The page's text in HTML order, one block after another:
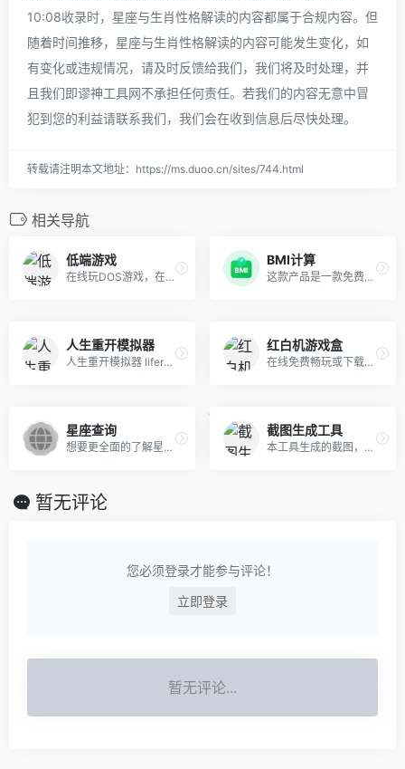
10:08收录时，星座与生肖性格解读的内容都属于合规内容。但
随着时间推移，星座与生肖性格解读的内容可能发生变化，如
有变化或违规情况，请及时反馈给我们，我们将及时处理，并
且我们即谬神工具网不承担任何责任。若我们的内容无意中冒
犯到您的利益请联系我们，我们会在收到信息后尽快处理。
转载请注明本文地址：https://ms.duoo.cn/sites/744.html
相关导航
低端游戏
在线玩DOS游戏，在线玩游戏，低端游戏，性能最好的在线PC经典游戏站。 现在已完美支持手柄，3DFX Voodoo，罗兰MT-32及GM音源。致敬这个没有网游、没有手游、性能有限却又最有创造力的游戏黄金时代
BMI计算
这款产品是一款免费的体质测试工具，可以帮助用户快速测量自己的身体素质。它提供了体重、身高多个项目的测量标准。特点和优势：该产品采用了简单的操作方法和实用的功能，可以让用户快速准确地测量自己的身体素质
人生重开模拟器
人生重开模拟器 liferestart life restart remake 人生重来
红白机游戏盒
在线免费畅玩或下载红白机游戏，包括魂斗罗，超级玛丽，坦克大战等小霸王经典游戏，让我们一同找回童年的快乐！玩红白机游戏，就认准红白机游戏盒！
星座查询
想要更全面的了解星座吗？想要更方便了解你的命运吗？
截图生成工具
本工具生成的截图，仅可用于个人应付各类强制要求转发朋友圈的情形，请勿批量生成截图或将截图用于造谣诽谤、微商宣传等非法或令人反感的用途，请勿用于商业用途。
暂无评论
您必须登录才能参与评论！
立即登录
暂无评论...